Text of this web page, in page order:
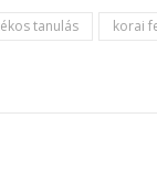
tanulás korai